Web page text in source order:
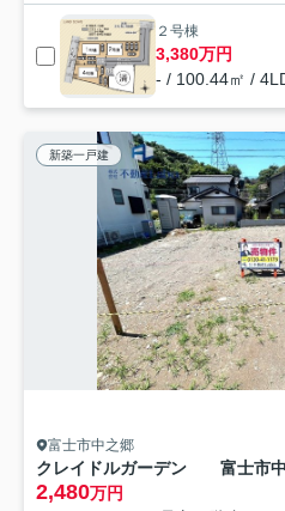
２号棟
3,380万円
- / 100.44㎡ /
新築一戸建
富士市中之郷
2,480万円